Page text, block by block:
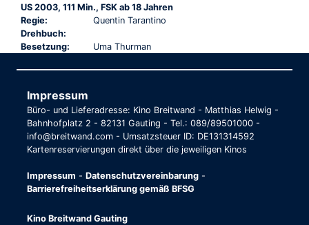
US 2003, 111 Min., FSK ab 18 Jahren
Regie:
Quentin Tarantino
Drehbuch:
Besetzung:
Uma Thurman
Impressum
Büro- und Lieferadresse: Kino Breitwand - Matthias Helwig -
Bahnhofplatz 2 - 82131 Gauting - Tel.: 089/89501000 -
info@breitwand.com - Umsatzsteuer ID: DE131314592
Kartenreservierungen direkt über die jeweiligen Kinos
Impressum - Datenschutzvereinbarung -
Barrierefreiheitserklärung gemäß BFSG
Kino Breitwand Gauting